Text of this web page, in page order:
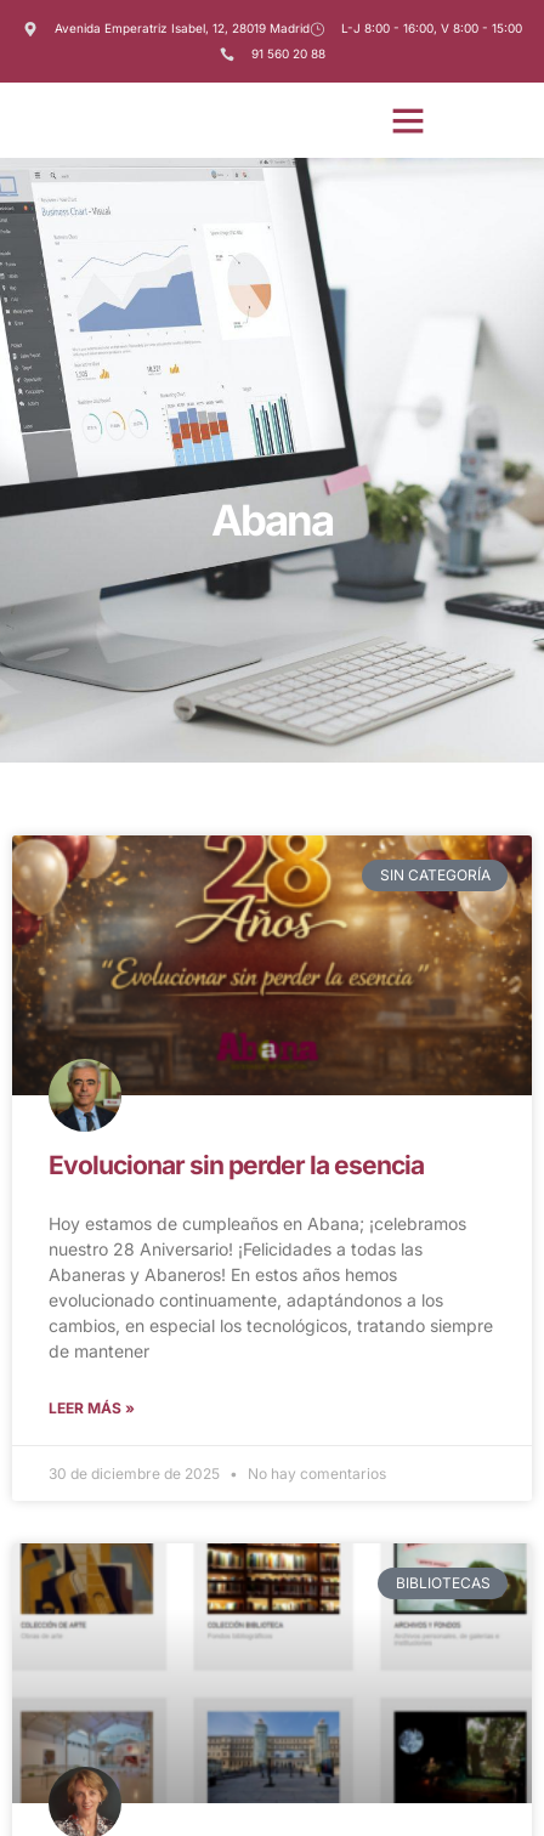
Avenida Emperatriz Isabel, 12, 28019 Madrid
L-J 8:00 - 16:00, V 8:00 - 15:00
91 560 20 88
Abana
SIN CATEGORÍA
Evolucionar sin perder la esencia
Hoy estamos de cumpleaños en Abana; ¡celebramos
nuestro 28 Aniversario! ¡Felicidades a todas las
Abaneras y Abaneros! En estos años hemos
evolucionado continuamente, adaptándonos a los
cambios, en especial los tecnológicos, tratando siempre
de mantener
LEER MÁS »
30 de diciembre de 2025 No hay comentarios
BIBLIOTECAS